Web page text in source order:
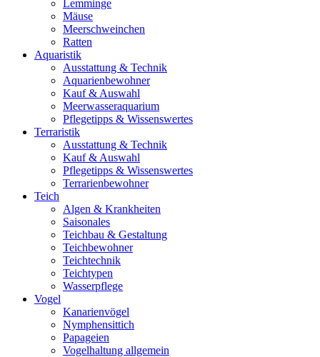
Lemminge
Mäuse
Meerschweinchen
Ratten
Aquaristik
Ausstattung & Technik
Aquarienbewohner
Kauf & Auswahl
Meerwasseraquarium
Pflegetipps & Wissenswertes
Terraristik
Ausstattung & Technik
Kauf & Auswahl
Pflegetipps & Wissenswertes
Terrarienbewohner
Teich
Algen & Krankheiten
Saisonales
Teichbau & Gestaltung
Teichbewohner
Teichtechnik
Teichtypen
Wasserpflege
Vogel
Kanarienvögel
Nymphensittich
Papageien
Vogelhaltung allgemein